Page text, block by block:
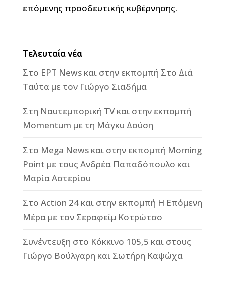
επόμενης προοδευτικής κυβέρνησης.
Τελευταία νέα
Στο ΕΡΤ News και στην εκπομπή Στο Διά
Ταύτα με τον Γιώργο Σιαδήμα
Στη Ναυτεμπορική TV και στην εκπομπή
Momentum με τη Μάγκυ Δούση
Στο Mega News και στην εκπομπή Morning
Point με τους Ανδρέα Παπαδόπουλο και
Μαρία Αστερίου
Στο Action 24 και στην εκπομπή Η Επόμενη
Μέρα με τον Σεραφείμ Κοτρώτσο
Συνέντευξη στο Κόκκινο 105,5 και στους
Γιώργο Βούλγαρη και Σωτήρη Καψώχα